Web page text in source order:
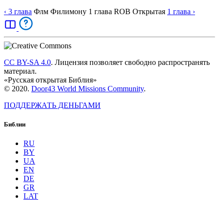
‹ 3 глава Флм Филимону 1 глава ROB Открытая 1 глава ›
CC BY-SA 4.0. Лицензия позволяет свободно распространять
материал.
«Русская открытая Библия»
© 2020. Door43 World Missions Community.
ПОДДЕРЖАТЬ ДЕНЬГАМИ
Библии
RU
BY
UA
EN
DE
GR
LAT